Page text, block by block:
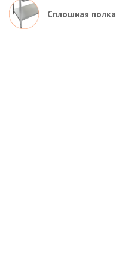
Сплошная полка